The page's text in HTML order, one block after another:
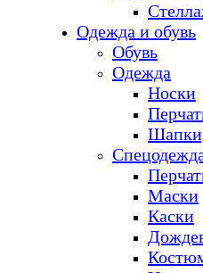
Одежда и обувь
Обувь
Одежда
Носки
Маски
Каски